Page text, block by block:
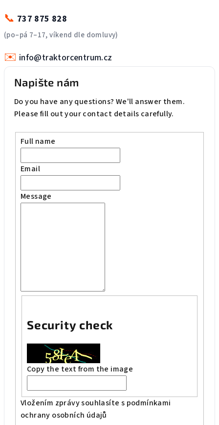
📞 737 875 828
(po–pá 7–17, víkend dle domluvy)
✉️ info@traktorcentrum.cz
Napište nám
Do you have any questions? We'll answer them.
Please fill out your contact details carefully.
Full name
Email
Message
Security check
Copy the text from the image
Vložením zprávy souhlasíte s podmínkami
ochrany osobních údajů